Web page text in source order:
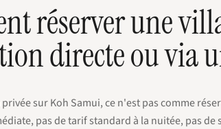
réserver une
directe ou via
sur Koh Samui, ce n'est pas comme
pas de tarif standard à la nuitée, pas